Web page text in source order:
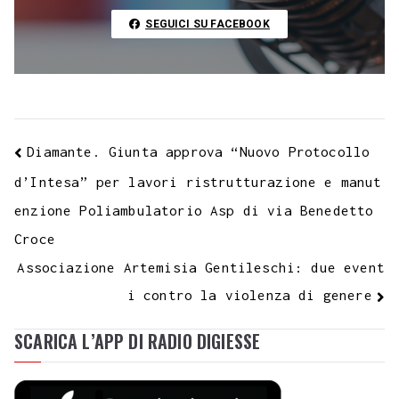
t
k
SEGUICI SU FACEBOOK
Diamante. Giunta approva “Nuovo Protocollo
d’Intesa” per lavori ristrutturazione e manut
enzione Poliambulatorio Asp di via Benedetto
Croce
Associazione Artemisia Gentileschi: due event
i contro la violenza di genere
SCARICA L’APP DI RADIO DIGIESSE